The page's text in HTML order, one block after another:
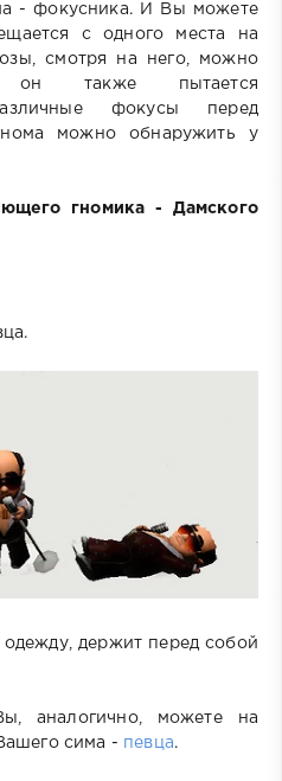
- фокусника. И Вы можете
с одного места на
смотря на него, можно
он также пытается
фокусы перед
можно обнаружить у
гномика - Дамского
держит перед собой
аналогично, можете на
сима - певца.